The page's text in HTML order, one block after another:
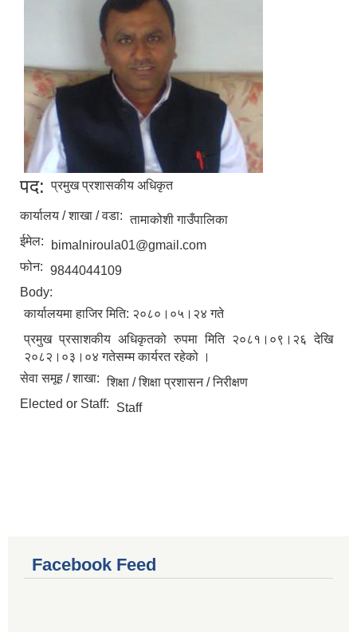
पद: प्रमुख प्रशासकीय अधिकृत
कार्यालय / शाखा / वडा: तामाकोशी गाउँपालिका
ईमेल:
bimalniroula01@gmail.com
फोन: 9844044109
Body:
कार्यालयमा हाजिर मिति: २०८०।०५।२४ गते
प्रमुख प्रसाशकीय अधिकृतको रुपमा मिति २०८१।०९।२६ देखि
२०८२।०३।०४ गतेसम्म कार्यरत रहेको ।
सेवा समूह / शाखा: शिक्षा / शिक्षा प्रशासन / निरीक्षण
Elected or Staff:
Staff
Facebook Feed